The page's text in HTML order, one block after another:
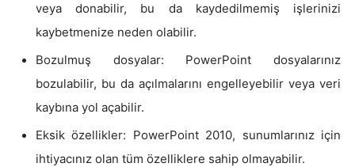
veya donabilir, bu da kaydedilmemiş işlerinizi
kaybetmenize neden olabilir.
Bozulmuş dosyalar: PowerPoint dosyalarınız
bozulabilir, bu da açılmalarını engelleyebilir veya veri
kaybına yol açabilir.
Eksik özellikler: PowerPoint 2010, sunumlarınız için
ihtiyacınız olan tüm özelliklere sahip olmayabilir.